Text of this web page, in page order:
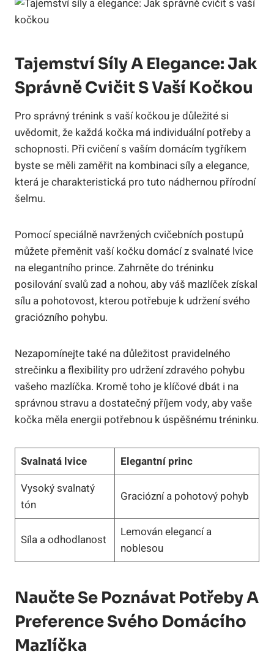
Tajemství Síly A Elegance: Jak
Správně Cvičit S Vaší Kočkou
Pro správný trénink s vaší kočkou je důležité si
uvědomit, že každá kočka má individuální potřeby a
schopnosti. Při cvičení s vaším domácím tygříkem
byste se měli zaměřit na kombinaci síly a elegance,
která je charakteristická pro tuto nádhernou přírodní
šelmu.
Pomocí speciálně navržených cvičebních postupů
můžete přeměnit vaší kočku domácí z svalnaté lvice
na elegantního prince. Zahrněte do tréninku
posilování svalů zad a nohou, aby váš mazlíček získal
sílu a pohotovost, kterou potřebuje k udržení svého
graciózního pohybu.
Nezapomínejte také na důležitost pravidelného
strečinku a flexibility pro udržení zdravého pohybu
vašeho mazlíčka. Kromě toho je klíčové dbát i na
správnou stravu a dostatečný příjem vody, aby vaše
kočka měla energii potřebnou k úspěšnému tréninku.
Svalnatá lvice
Elegantní princ
Vysoký svalnatý
tón
Graciózní a pohotový pohyb
Síla a odhodlanost
Lemován elegancí a
noblesou
Naučte Se Poznávat Potřeby A
Preference Svého Domácího
Mazlíčka